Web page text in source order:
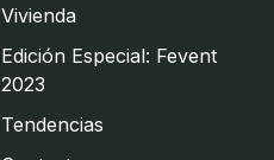
Vivienda
Edición Especial: Fevent
2023
Tendencias